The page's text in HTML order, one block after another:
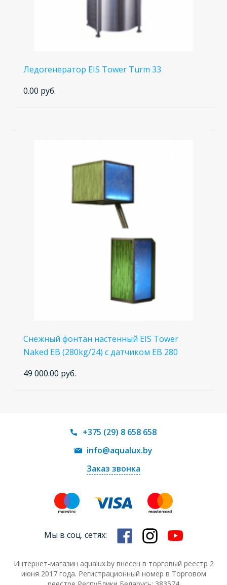
Ледогенератор EIS Tower Turm 33
0.00 руб.
Снежный фонтан настенный EIS Tower
Naked EB (280kg/24) c датчиком EB 280
49 000.00 руб.
+375 (29) 8 658 658
info@aqualux.by
Заказ звонка
Мы в соц. сетях:
Интернет-магазин aqualux.by внесен в торговый реестр 2
июня 2017 года. Регистрационный номер в Торговом